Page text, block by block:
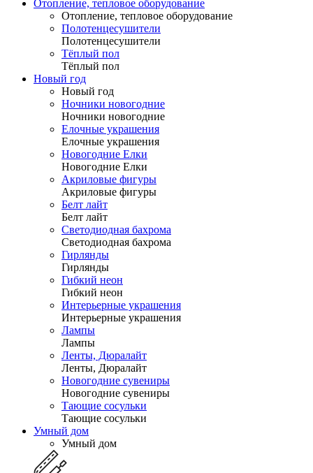
Отопление, тепловое оборудование
Отопление, тепловое оборудование
Полотенцесушители
Полотенцесушители
Тёплый пол
Тёплый пол
Новый год
Новый год
Ночники новогодние
Ночники новогодние
Елочные украшения
Елочные украшения
Новогодние Елки
Новогодние Елки
Акриловые фигуры
Акриловые фигуры
Белт лайт
Белт лайт
Светодиодная бахрома
Светодиодная бахрома
Гирлянды
Гирлянды
Гибкий неон
Гибкий неон
Интерьерные украшения
Интерьерные украшения
Лампы
Лампы
Ленты, Дюралайт
Ленты, Дюралайт
Новогодние сувениры
Новогодние сувениры
Тающие сосульки
Тающие сосульки
Умный дом
Умный дом